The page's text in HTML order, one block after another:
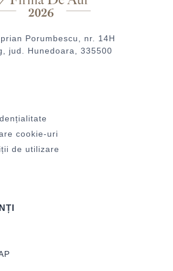
Porumbescu, nr. 14H
jud. Hunedoara, 335500
cookie-uri
de utilizare